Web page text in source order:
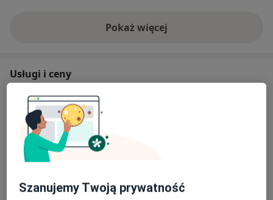
Pokaż więcejo doświadczeniu
Usługi i ceny
Konsultacja chirurga dziecięcego
Szczegóły
Konsultacja chirurgiczna
Od 279 zł
Konsultacja chirurgiczna dzieci
Szanujemy Twoją prywatność